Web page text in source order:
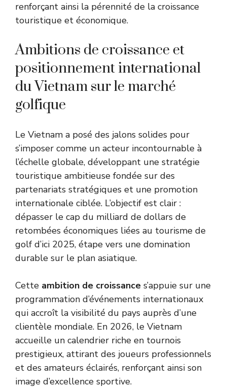
renforçant ainsi la pérennité de la croissance
touristique et économique.
Ambitions de croissance et
positionnement international
du Vietnam sur le marché
golfique
Le Vietnam a posé des jalons solides pour
s’imposer comme un acteur incontournable à
l’échelle globale, développant une stratégie
touristique ambitieuse fondée sur des
partenariats stratégiques et une promotion
internationale ciblée. L’objectif est clair :
dépasser le cap du milliard de dollars de
retombées économiques liées au tourisme de
golf d’ici 2025, étape vers une domination
durable sur le plan asiatique.
Cette ambition de croissance s’appuie sur une
programmation d’événements internationaux
qui accroît la visibilité du pays auprès d’une
clientèle mondiale. En 2026, le Vietnam
accueille un calendrier riche en tournois
prestigieux, attirant des joueurs professionnels
et des amateurs éclairés, renforçant ainsi son
image d’excellence sportive.